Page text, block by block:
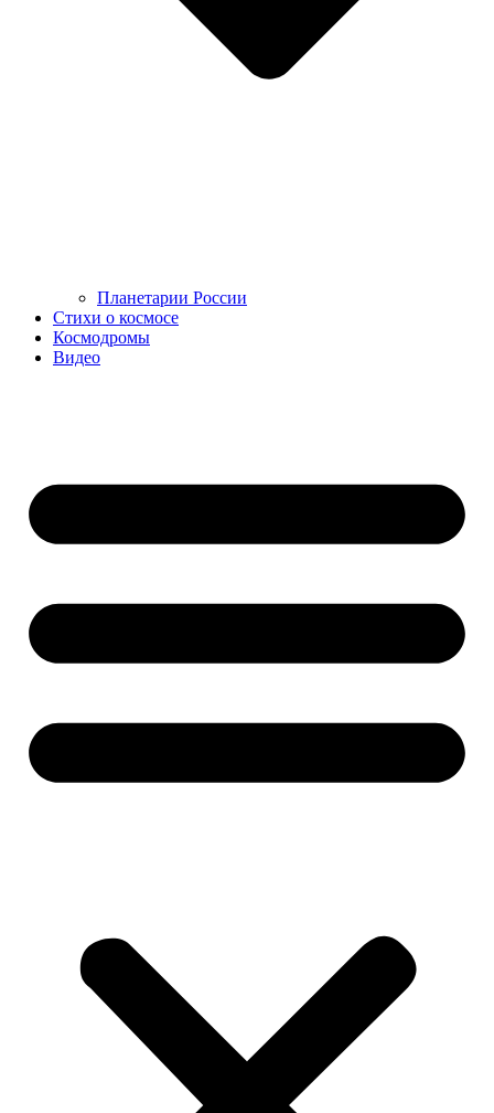
Планетарии России
Стихи о космосе
Космодромы
Видео